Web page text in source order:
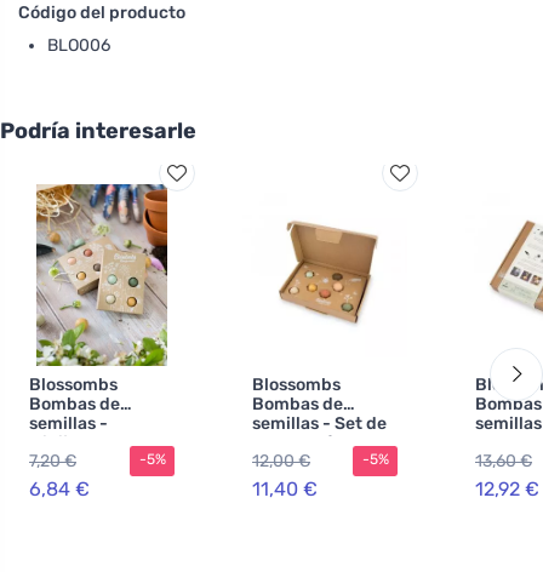
Código del producto
BLO006
Podría interesarle
Blossombs
Bombas de
semillas -
Minijuego de
regalo
7,20 €
6,84 €
-5%
Blossombs
Bombas de
semillas - Set de
regalo más
pequeño para
profesores -
Flores (7 uds.)
12,00 €
11,40 €
-5%
(9
regalo
13,60 €
12,92 €